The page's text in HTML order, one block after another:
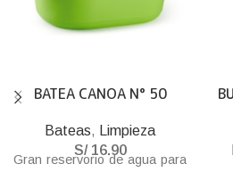
BATEA CANOA N° 50
Bateas,
Limpieza
S/16.90
Gran reservorio de agua para